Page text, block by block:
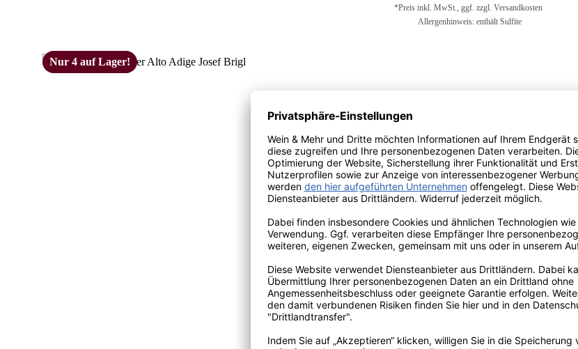
*Preis inkl. MwSt., ggf. zzgl. Versandkosten
Allergenhinweis: enthält Sulfite
Nur 4 auf Lager!
1981 Blauburgunder Alto Adige Josef Brigl